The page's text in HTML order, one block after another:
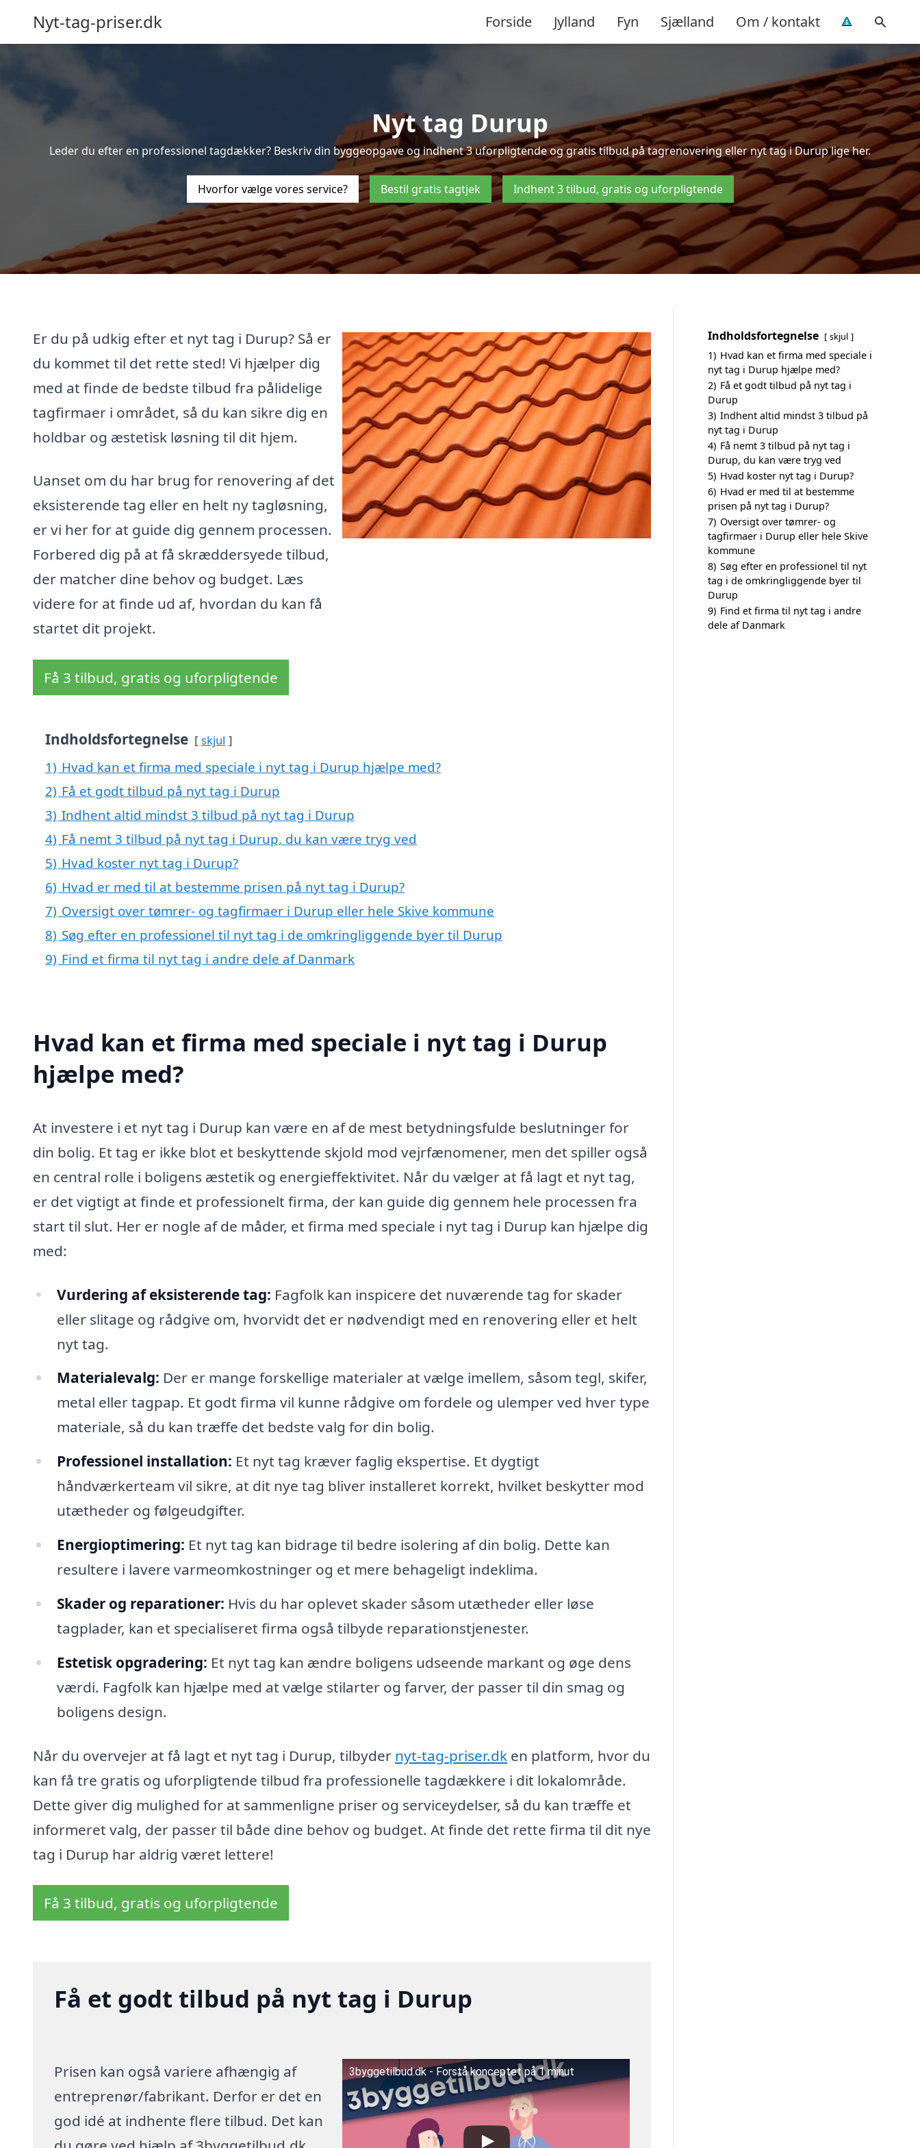
Nyt-tag-priser.dk Forside Jylland Fyn Sjælland Om / kontakt
Nyt tag Durup
Leder du efter en professionel tagdækker? Beskriv din byggeopgave og indhent 3 uforpligtende og gratis tilbud på tagrenovering eller nyt tag i Durup lige her.
Hvorfor vælge vores service? Bestil gratis tagtjek Indhent 3 tilbud, gratis og uforpligtende
Er du på udkig efter et nyt tag i Durup? Så er
du kommet til det rette sted! Vi hjælper dig
med at finde de bedste tilbud fra pålidelige
tagfirmaer i området, så du kan sikre dig en
holdbar og æstetisk løsning til dit hjem.
Uanset om du har brug for renovering af det
eksisterende tag eller en helt ny tagløsning,
er vi her for at guide dig gennem processen.
Forbered dig på at få skræddersyede tilbud,
der matcher dine behov og budget. Læs
videre for at finde ud af, hvordan du kan få
startet dit projekt.
Få 3 tilbud, gratis og uforpligtende
Indholdsfortegnelse skjul
1) Hvad kan et firma med speciale i nyt tag i Durup hjælpe med?
2) Få et godt tilbud på nyt tag i Durup
3) Indhent altid mindst 3 tilbud på nyt tag i Durup
4) Få nemt 3 tilbud på nyt tag i Durup, du kan være tryg ved
5) Hvad koster nyt tag i Durup?
6) Hvad er med til at bestemme prisen på nyt tag i Durup?
7) Oversigt over tømrer- og tagfirmaer i Durup eller hele Skive kommune
8) Søg efter en professionel til nyt tag i de omkringliggende byer til Durup
9) Find et firma til nyt tag i andre dele af Danmark
Hvad kan et firma med speciale i nyt tag i Durup
hjælpe med?
At investere i et nyt tag i Durup kan være en af de mest betydningsfulde beslutninger for
din bolig. Et tag er ikke blot et beskyttende skjold mod vejrfænomener, men det spiller også
en central rolle i boligens æstetik og energieffektivitet. Når du vælger at få lagt et nyt tag,
er det vigtigt at finde et professionelt firma, der kan guide dig gennem hele processen fra
start til slut. Her er nogle af de måder, et firma med speciale i nyt tag i Durup kan hjælpe dig
med:
Vurdering af eksisterende tag: Fagfolk kan inspicere det nuværende tag for skader
eller slitage og rådgive om, hvorvidt det er nødvendigt med en renovering eller et helt
nyt tag.
Materialevalg: Der er mange forskellige materialer at vælge imellem, såsom tegl, skifer,
metal eller tagpap. Et godt firma vil kunne rådgive om fordele og ulemper ved hver type
materiale, så du kan træffe det bedste valg for din bolig.
Professionel installation: Et nyt tag kræver faglig ekspertise. Et dygtigt
håndværkerteam vil sikre, at dit nye tag bliver installeret korrekt, hvilket beskytter mod
utætheder og følgeudgifter.
Energioptimering: Et nyt tag kan bidrage til bedre isolering af din bolig. Dette kan
resultere i lavere varmeomkostninger og et mere behageligt indeklima.
Skader og reparationer: Hvis du har oplevet skader såsom utætheder eller løse
tagplader, kan et specialiseret firma også tilbyde reparationstjenester.
Estetisk opgradering: Et nyt tag kan ændre boligens udseende markant og øge dens
værdi. Fagfolk kan hjælpe med at vælge stilarter og farver, der passer til din smag og
boligens design.
Når du overvejer at få lagt et nyt tag i Durup, tilbyder nyt-tag-priser.dk en platform, hvor du
kan få tre gratis og uforpligtende tilbud fra professionelle tagdækkere i dit lokalområde.
Dette giver dig mulighed for at sammenligne priser og serviceydelser, så du kan træffe et
informeret valg, der passer til både dine behov og budget. At finde det rette firma til dit nye
tag i Durup har aldrig været lettere!
Få 3 tilbud, gratis og uforpligtende
Få et godt tilbud på nyt tag i Durup
Prisen kan også variere afhængig af
entreprenør/fabrikant. Derfor er det en
god idé at indhente flere tilbud. Det kan
3byggetilbud.dk - Forstå konceptet på 1 minut
Indholdsfortegnelse skjul
1) Hvad kan et firma med speciale i
nyt tag i Durup hjælpe med?
2) Få et godt tilbud på nyt tag i
Durup
3) Indhent altid mindst 3 tilbud på
nyt tag i Durup
4) Få nemt 3 tilbud på nyt tag i
Durup, du kan være tryg ved
5) Hvad koster nyt tag i Durup?
6) Hvad er med til at bestemme
prisen på nyt tag i Durup?
7) Oversigt over tømrer- og
tagfirmaer i Durup eller hele Skive
kommune
8) Søg efter en professionel til nyt
tag i de omkringliggende byer til
Durup
9) Find et firma til nyt tag i andre
dele af Danmark